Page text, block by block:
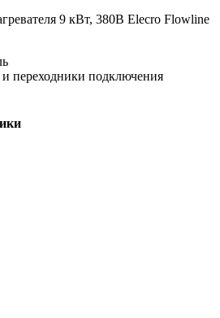
9 кВт, 380В Elecro Flowline
переходники подключения